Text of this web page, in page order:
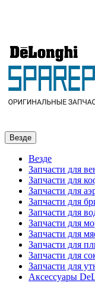
Везде
Везде
Запчасти для
Запчасти для
Запчасти для
Запчасти для
Запчасти для
Запчасти для
Запчасти для
Запчасти для
Запчасти для
Запчасти для
Аксессуары